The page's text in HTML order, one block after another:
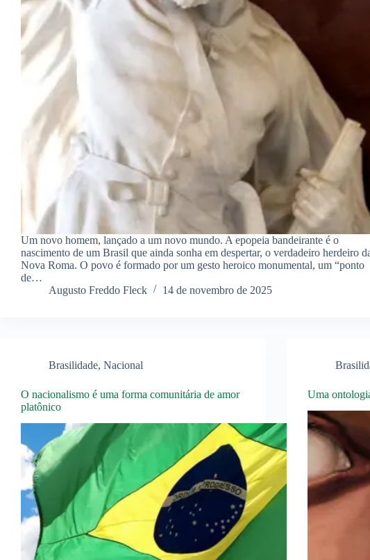
Um novo homem, lançado a um novo mundo. A epopeia bandeirante é o
nascimento de um Brasil que ainda sonha em despertar, o verdadeiro herdeiro
Nova Roma. O povo é formado por um gesto heroico monumental, um “ponto
de…
Augusto Freddo Fleck
14 de novembro de 2025
Brasilidade, Nacional
O nacionalismo é uma forma comunitária de amor
platônico
Uma